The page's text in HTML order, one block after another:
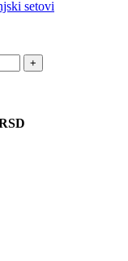
setovi